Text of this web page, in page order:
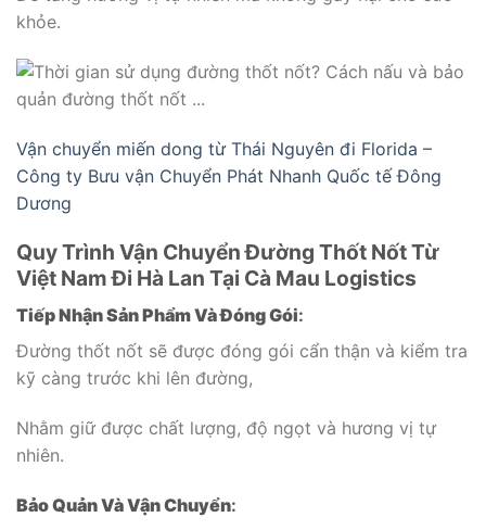
khỏe.
Vận chuyển miến dong từ Thái Nguyên đi Florida –
Công ty Bưu vận Chuyển Phát Nhanh Quốc tế Đông
Dương
Quy Trình Vận Chuyển Đường Thốt Nốt Từ
Việt Nam Đi Hà Lan Tại Cà Mau Logistics
Tiếp Nhận Sản Phẩm Và Đóng Gói:
Đường thốt nốt sẽ được đóng gói cẩn thận và kiểm tra
kỹ càng trước khi lên đường,
Nhằm giữ được chất lượng, độ ngọt và hương vị tự
nhiên.
Bảo Quản Và Vận Chuyển: